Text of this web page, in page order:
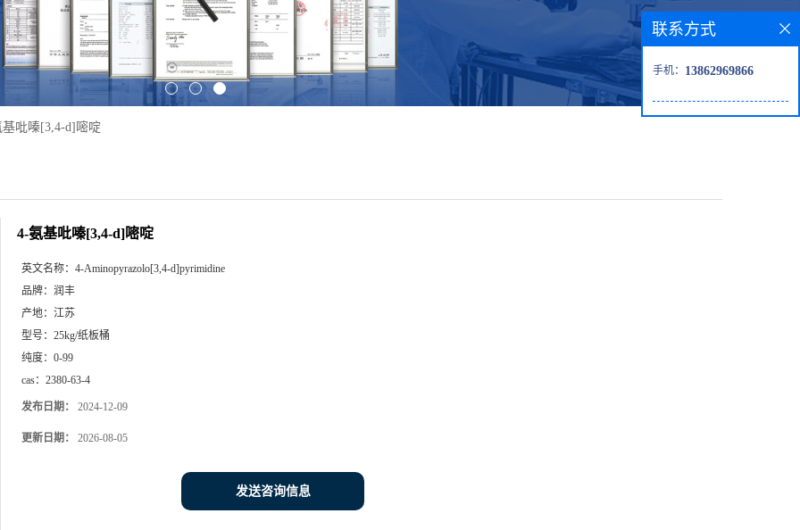
基吡嗪[3,4-d]嘧啶
4-氨基吡嗪[3,4-d]嘧啶
英文名称： 4-Aminopyrazolo[3,4-d]pyrimidine
品牌： 润丰
产地： 江苏
型号： 25kg/纸板桶
纯度： 0-99
cas： 2380-63-4
发布日期： 2024-12-09
更新日期： 2026-08-05
发送咨询信息
联系方式
手机： 13862969866